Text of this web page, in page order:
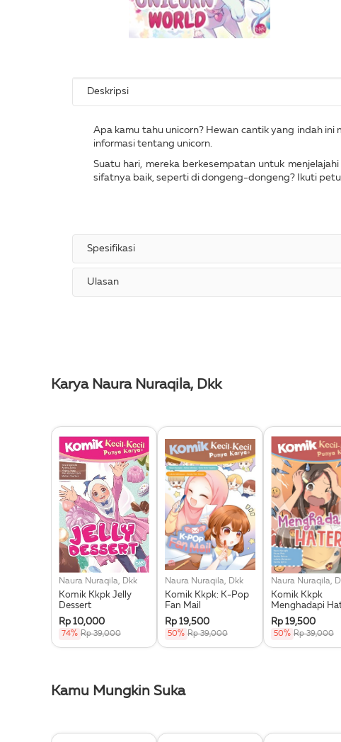
Deskripsi
Apa kamu tahu unicorn? Hewan cantik yang indah
informasi tentang unicorn.
Suatu hari, mereka berkesempatan untuk
sifatnya baik, seperti di dongeng-dongeng? Ikuti
Spesifikasi
Ulasan
Karya Naura Nuraqila, Dkk
Naura Nuraqila, Dkk
Komik Kkpk Jelly
Dessert
Rp 10,000
74% Rp 39,000
Naura Nuraqila, Dkk
Komik Kkpk: K-Pop
Fan Mail
Rp 19,500
50% Rp 39,000
Naura Nuraqila,
Komik Kkpk
Menghadapi
Rp 19,500
50% Rp 39,000
Kamu Mungkin Suka